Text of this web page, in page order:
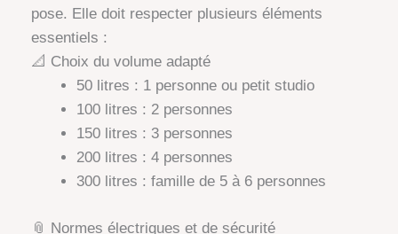
pose. Elle doit respecter plusieurs éléments
essentiels :
📐 Choix du volume adapté
50 litres : 1 personne ou petit studio
100 litres : 2 personnes
150 litres : 3 personnes
200 litres : 4 personnes
300 litres : famille de 5 à 6 personnes
📎 Normes électriques et de sécurité